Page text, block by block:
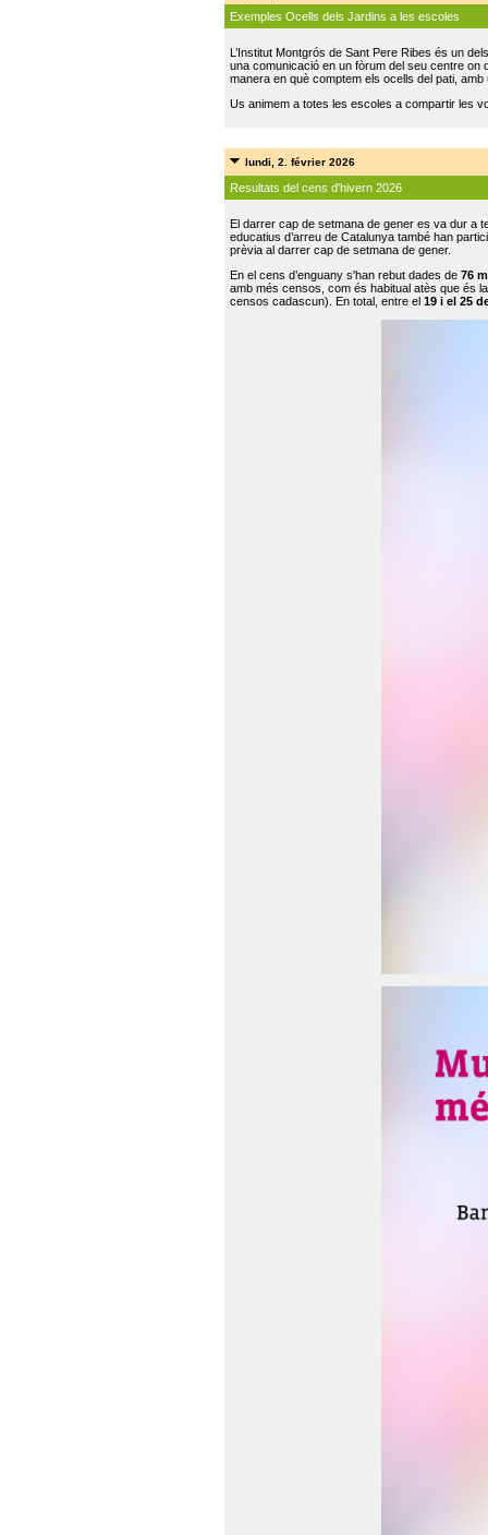
Exemples Ocells dels Jardins a les escoles
L’Institut Montgrós de Sant Pere Ribes és un
una comunicació en un fòrum del seu centre on
manera en què comptem els ocells del pati,
Us animem a totes les escoles a compartir les
lundi, 2. février 2026
Resultats del cens d'hivern 2026
El darrer cap de setmana de gener es va dur a
educatius d’arreu de Catalunya també han
prèvia al darrer cap de setmana de gener.
En el cens d’enguany s'han rebut dades de 76
amb més censos, com és habitual atès que és
censos cadascun). En total, entre el 19 i el 25